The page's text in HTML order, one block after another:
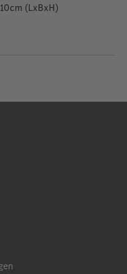
(LxBxH)